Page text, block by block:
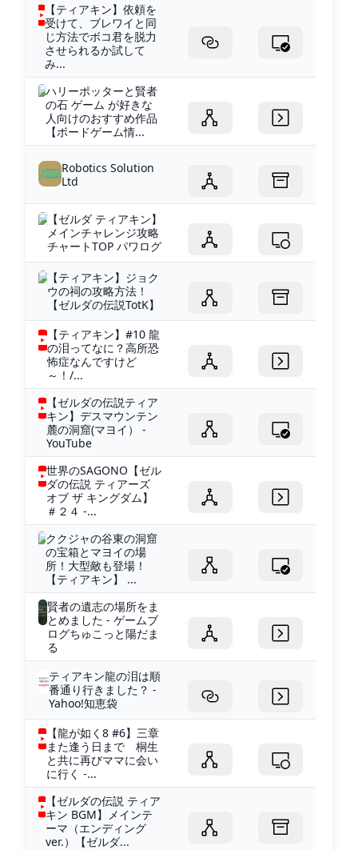
【ティアキン】依頼を
受けて、ブレワイと同
じ方法でボコ君を脱力
させられるか試して
み...
ハリーポッターと賢者
の石 ゲーム が好きな
人向けのおすすめ作品
【ボードゲーム情...
Robotics Solution
Ltd
【ゼルダ ティアキン】
メインチャレンジ攻略
チャートTOP パワログ
【ティアキン】ジョク
ウの祠の攻略方法！
【ゼルダの伝説TotK】
【ティアキン】#10 龍
の泪ってなに？高所恐
怖症なんですけど
～！/...
【ゼルダの伝説ティア
キン】デスマウンテン
麓の洞窟(マヨイ） -
YouTube
世界のSAGONO【ゼル
ダの伝説 ティアーズ
オブ ザ キングダム】
＃２４ -...
ククジャの谷東の洞窟
の宝箱とマヨイの場
所！大型敵も登場！
【ティアキン】 ...
賢者の遺志の場所をま
とめました - ゲームブ
ログちゅこっと陽だま
る
ティアキン龍の泪は順
番通り行きました？ -
Yahoo!知恵袋
【龍が如く8 #6】三章
また逢う日まで 桐生
と共に再びママに会い
に行く -...
【ゼルダの伝説 ティア
キン BGM】メインテ
ーマ（エンディング
ver.）【ゼルダ...